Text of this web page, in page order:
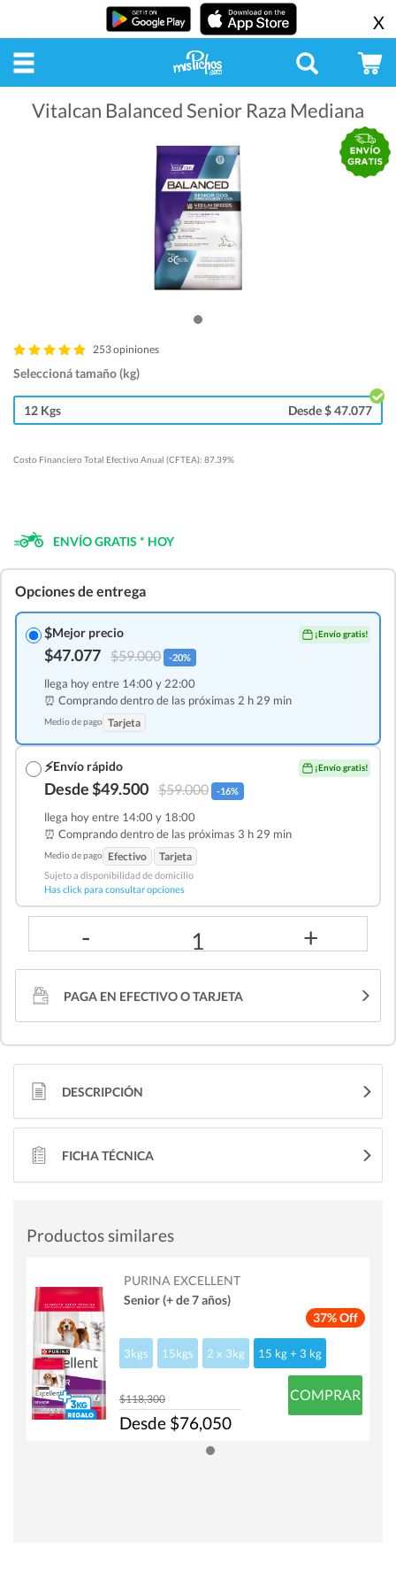
X
Vitalcan Balanced Senior Raza Mediana
253 opiniones
Seleccioná tamaño (kg)
12 Kgs Desde $ 47.077
Costo Financiero Total Efectivo Anual (CFTEA): 87.39%
ENVÍO GRATIS * HOY
Opciones de entrega
$Mejor precio ¡Envío gratis!
$47.077 $59.000 -20%
llega hoy entre 14:00 y 22:00
⏰ Comprando dentro de las próximas 2 h 29 min
Medio de pago Tarjeta
⚡Envío rápido ¡Envío gratis!
Desde $49.500 $59.000 -16%
llega hoy entre 14:00 y 18:00
⏰ Comprando dentro de las próximas 3 h 29 min
Medio de pago Efectivo Tarjeta
Sujeto a disponibilidad de domicilio
Has click para consultar opciones
- 1 +
PAGA EN EFECTIVO O TARJETA
DESCRIPCIÓN
FICHA TÉCNICA
Productos similares
37% Off
PURINA EXCELLENT
Senior (+ de 7 años)
3kgs 15kgs 2 x 3kg 15 kg + 3 kg
$118,300
Desde $76,050
COMPRAR